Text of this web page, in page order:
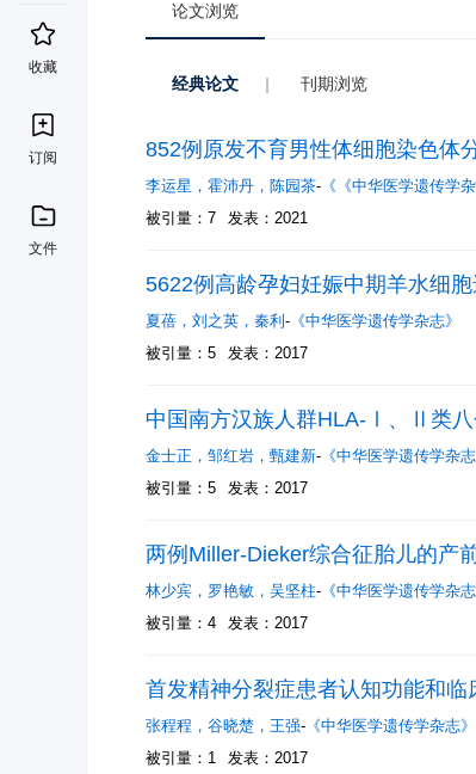
收藏
订阅
文件
论文浏览
经典论文 | 刊期浏览
852例原发不育男性体细胞染色体
李运星 ， 霍沛丹 ， 陈园茶- 《《中华医学遗传学
被引量：7
发表：2021
5622例高龄孕妇妊娠中期羊水细
夏蓓 ， 刘之英 ， 秦利 - 《中华医学遗传学杂志》
被引量：5
发表：2017
中国南方汉族人群HLA-Ⅰ、Ⅱ类八
金士正 ， 邹红岩 ， 甄建新- 《中华医学遗传学杂志
被引量：5
发表：2017
两例Miller-Dieker综合征胎儿的产
林少宾 ， 罗艳敏 ， 吴坚柱- 《中华医学遗传学杂志
被引量：4
发表：2017
首发精神分裂症患者认知功能和
张程程 ， 谷晓楚 ， 王强- 《中华医学遗传学杂志》
被引量：1
发表：2017